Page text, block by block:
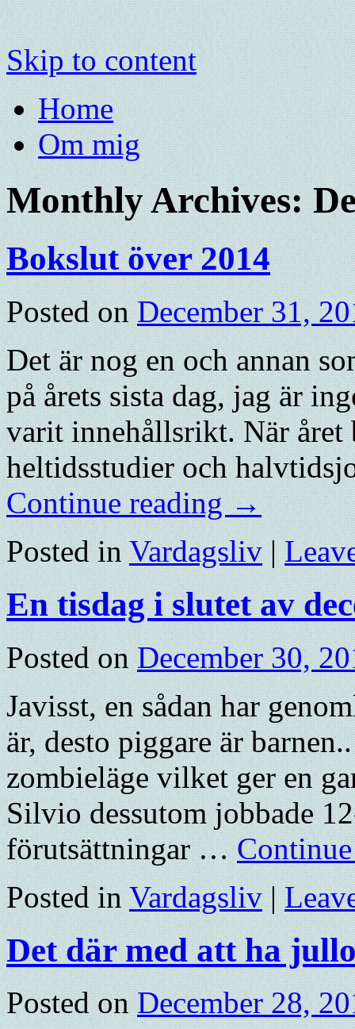
Skip to content
Home
Om mig
Monthly Archives:
Bokslut över 2014
Posted on December 31,
Det är nog en och annan
på årets sista dag, jag är
varit innehållsrikt. När året
heltidsstudier och
Continue reading→
Posted in Vardagsliv |
En tisdag i slutet av
Posted on December 30,
Javisst, en sådan har
är, desto piggare är
zombieläge vilket ger en
Silvio dessutom jobbade
förutsättningar …
Posted in Vardagsliv |
Det där med att ha
Posted on December 28,